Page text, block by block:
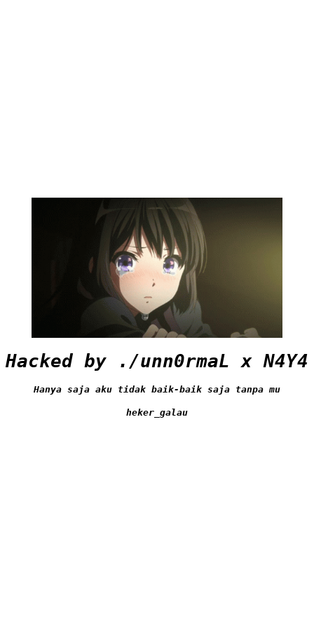
Hacked by ./unn0rmaL x N4Y4
Hanya saja aku tidak baik-baik saja tanpa mu
heker_galau